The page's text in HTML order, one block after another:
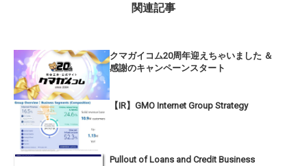
関連記事
クマガイコム20周年迎えちゃいました ＆
感謝のキャンペーンスタート
【IR】GMO Internet Group Strategy
Pullout of Loans and Credit Business